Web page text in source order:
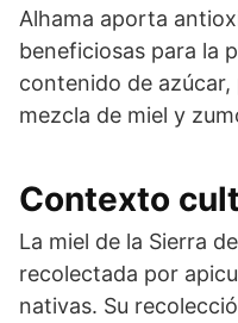
Alhama aporta
beneficiosas para la
contenido de
mezcla de miel y
Contexto
La miel de la Sierra
recolectada por
nativas. Su